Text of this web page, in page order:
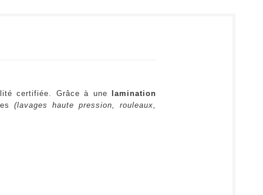
certifiée. Grâce à une
lamination
(lavages haute pression, rouleaux,